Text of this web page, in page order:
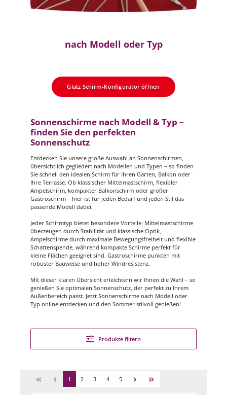
nach Modell oder Typ
Glatz Schirm-Konfigurator öffnen
Sonnenschirme nach Modell & Typ –
finden Sie den perfekten
Sonnenschutz
Entdecken Sie unsere große Auswahl an Sonnenschirmen,
übersichtlich gegliedert nach Modellen und Typen – so finden
Sie schnell den idealen Schirm für Ihren Garten, Balkon oder
Ihre Terrasse. Ob klassischer Mittelmastschirm, flexibler
Ampelschirm, kompakter Balkonschirm oder großer
Gastroschirm – hier ist für jeden Bedarf und jeden Stil das
passende Modell dabei.
Jeder Schirmtyp bietet besondere Vorteile: Mittelmastschirme
überzeugen durch Stabilität und klassische Optik,
Ampelschirme durch maximale Bewegungsfreiheit und flexible
Schattenspende, während kompakte Schirme perfekt für
kleine Flächen geeignet sind. Gastroschirme punkten mit
robuster Bauweise und hoher Windresistenz.
Mit dieser klaren Übersicht erleichtern wir Ihnen die Wahl – so
genießen Sie optimalen Sonnenschutz, der perfekt zu Ihrem
Außenbereich passt. Jetzt Sonnenschirme nach Modell oder
Typ online entdecken und den Sommer stilvoll genießen!
Produkte filtern
1 2 3 4 5